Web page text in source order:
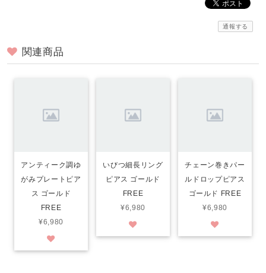
通報する
関連商品
アンティーク調ゆ
がみプレートピア
ス ゴールド
FREE
¥6,980
いびつ細長リング
ピアス ゴールド
FREE
¥6,980
チェーン巻きパー
ルドロップピアス
ゴールド FREE
¥6,980